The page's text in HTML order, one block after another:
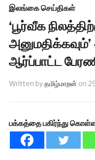
இலங்கை செய்திகள்
‘பூர்வீக
ஆர்ப்பாட்ட
Written byதமிழ்மாறன் on
பக்கத்தை பகிர்ந்து